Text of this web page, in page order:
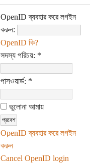
OpenID ব্যবহার করে লগইন
করুন:
OpenID কি?
সদস্য পরিচয়: *
পাসওয়ার্ড: *
ভুলোনা আমায়
OpenID ব্যবহার করে লগইন
করুন
Cancel OpenID login